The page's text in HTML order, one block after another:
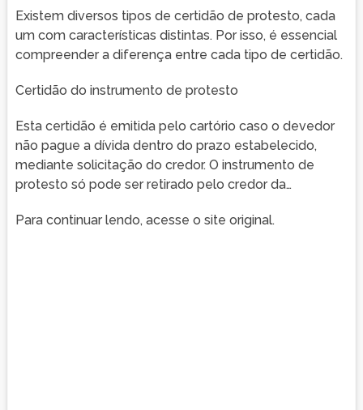
Existem diversos tipos de certidão de protesto, cada
um com características distintas. Por isso, é essencial
compreender a diferença entre cada tipo de certidão.
Certidão do instrumento de protesto
Esta certidão é emitida pelo cartório caso o devedor
não pague a dívida dentro do prazo estabelecido,
mediante solicitação do credor. O instrumento de
protesto só pode ser retirado pelo credor da…
Para continuar lendo, acesse o site original.